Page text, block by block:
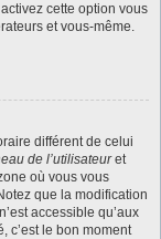
cette option vous
et vous-même.
différent de celui
de l’utilisateuret
où vous vous
que la modification
accessible qu’aux
c’est le bon moment